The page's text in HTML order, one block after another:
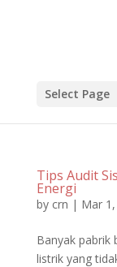
Select Page
Tips Audit
Energi
by crn | Mar
Banyak pabrik
listrik yang